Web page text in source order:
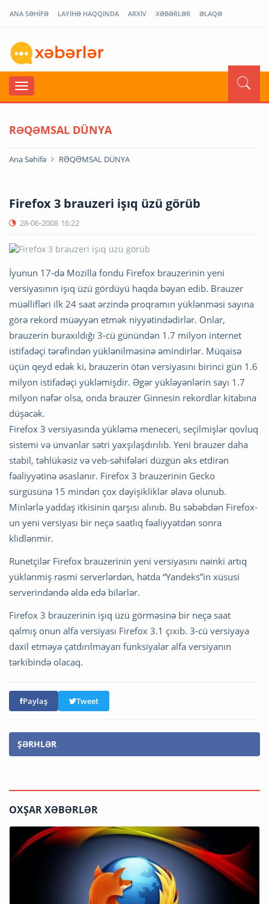
ANA SƏHİFƏ LAYİHƏ HAQQINDA ARXİV XƏBƏRLƏR ƏLAQƏ
RƏQƏMSAL DÜNYA
Ana Səhifə RƏQƏMSAL DÜNYA
Firefox 3 brauzeri işıq üzü görüb
28-06-2008 16:22
İyunun 17-də Mozilla fondu Firefox brauzerinin yeni
versiyasının işıq üzü gördüyü haqda bəyan edib. Brauzer
müəllifləri ilk 24 saat ərzində proqramın yüklənməsi sayına
görə rekord müəyyən etmək niyyətindədirlər. Onlar,
brauzerin buraxıldığı 3-cü günündən 1.7 milyon internet
istifadəçi tərəfindən yüklənilməsinə əmindirlər. Müqaisə
üçün qeyd edək ki, brauzerin ötən versiyasını birinci gün 1.6
milyon istifadəçi yükləmişdir. Əgər yükləyənlərin sayı 1.7
milyon nəfər olsa, onda brauzer Ginnesin rekordlar kitabına
düşəcək.
Firefox 3 versiyasında yükləmə meneceri, seçilmişlər qovluq
sistemi və ünvanlar sətri yaxşılaşdırılıb. Yeni brauzer daha
stabil, təhlükəsiz və veb-səhifələri düzgün əks etdirən
fəaliyyətinə əsaslanır. Firefox 3 brauzerinin Gecko
sürgüsünə 15 mindən çox dəyişikliklər əlavə olunub.
Minlərlə yaddaş itkisinin qarşısı alınıb. Bu səbəbdən Firefox-
un yeni versiyası bir neçə saatlıq fəaliyyətdən sonra
klidlənmir.
Runetçilər Firefox brauzerinin yeni versiyasını nəinki artıq
yüklənmiş rəsmi serverlərdən, hətda “Yandeks”in xüsusi
serverindəndə əldə edə bilərlər.
Firefox 3 brauzerinin işıq üzü görməsinə bir neçə saat
qalmış onun alfa versiyası Firefox 3.1 çıxıb. 3-cü versiyaya
daxil etməyə çatdırılmayan funksiyalar alfa versiyanın
tərkibində olacaq.
Paylaş Tweet
ŞƏRHLƏR
OXŞAR XƏBƏRLƏR